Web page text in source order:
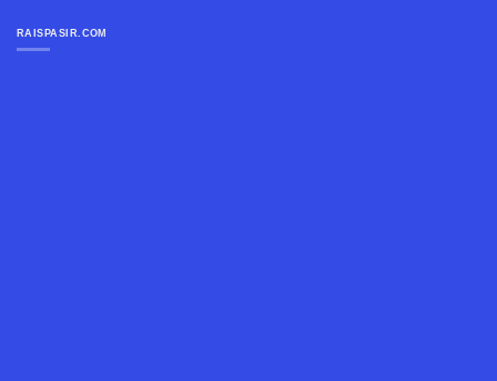
RAISPASIR.COM